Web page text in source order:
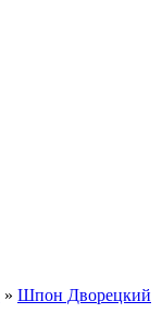
» Шпон Дворецкий